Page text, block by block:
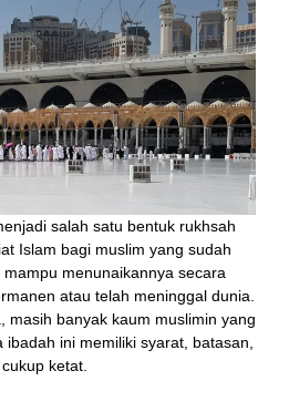
salah satu bentuk rukhsah
Islam bagi muslim yang sudah
menunaikannya secara
atau telah meninggal dunia.
masih banyak kaum muslimin yang
ini memiliki syarat, batasan,
ketat.